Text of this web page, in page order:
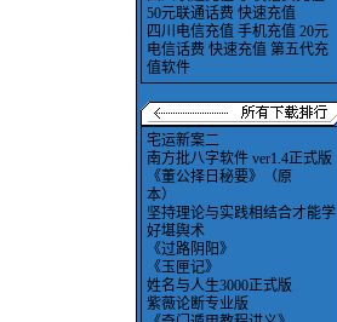
50元联通话费 快速充值
四川电信充值 手机充值 20元
电信话费 快速充值 第五代充
值软件
宅运新案二
南方批八字软件 ver1.4正式版
《董公择日秘要》（原
本）
坚持理论与实践相结合才能学
好堪舆术
《过路阴阳》
《玉匣记》
姓名与人生3000正式版
紫薇论断专业版